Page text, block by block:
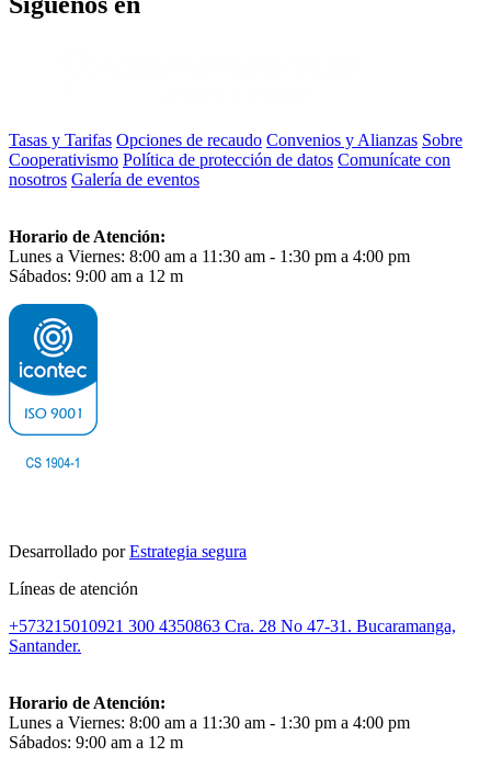
Tasas y Tarifas Opciones de recaudo Convenios y Alianzas Sobre
Cooperativismo Política de protección de datos Comunícate con
nosotros Galería de eventos
Horario de Atención:
Lunes a Viernes: 8:00 am a 11:30 am - 1:30 pm a 4:00 pm
Sábados: 9:00 am a 12 m
Desarrollado porEstrategia segura
Líneas de atención
+573215010921 300 4350863 Cra. 28 No 47-31. Bucaramanga,
Santander.
Horario de Atención:
Lunes a Viernes: 8:00 am a 11:30 am - 1:30 pm a 4:00 pm
Sábados: 9:00 am a 12 m